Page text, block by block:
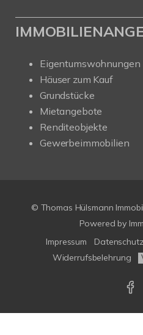
Eigentumswohnungen
Häuser zum Kauf
Grundstücke
Mietangebote
Renditeobjekte
Gewerbeimmobilien
© Thomas Hülsmann
Powered by
Impressum
Widerrufsbelehrung